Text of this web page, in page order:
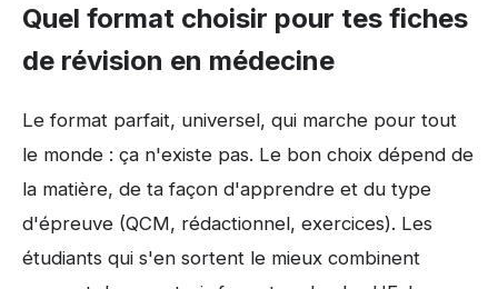
Quel format choisir pour tes fiches
de révision en médecine
Le format parfait, universel, qui marche pour tout
le monde : ça n'existe pas. Le bon choix dépend de
la matière, de ta façon d'apprendre et du type
d'épreuve (QCM, rédactionnel, exercices). Les
étudiants qui s'en sortent le mieux combinent